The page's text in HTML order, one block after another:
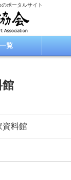
ポータルサイト
覧
館
資料館